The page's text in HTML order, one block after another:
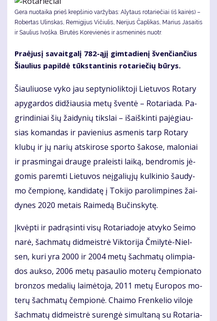
Gera nuotaika prieš krepšinio varžybas: Alytaus rotariečiai (iš kairės) –
Robertas Ulinskas, Remigijus Vičiulis, Nerijus Čaplikas, Marius Jasaitis
ir Saulius Ivoška. Bi­ru­tės Ko­re­vie­nės ir as­me­ni­nės nuotr.
Pra­ėju­sį sa­vait­ga­lį 782-ąjį gim­ta­die­nį šven­čian­čius
Šiau­lius pa­pil­dė tūks­tan­ti­nis ro­ta­rie­čių bū­rys.
Šiau­liuo­se vy­ko jau sep­ty­nio­lik­to­ji Lie­tu­vos Ro­ta­ry
apy­gar­dos di­džiau­sia me­tų šven­tė – Ro­ta­ria­da. Pa­
grin­di­niai šių žai­dy­nių tiks­lai – iš­aiš­kin­ti pa­jė­giau­
sias ko­man­das ir pa­vie­nius as­me­nis tarp Ro­ta­ry
klu­bų ir jų na­rių at­ski­ro­se spor­to ša­ko­se, ma­lo­niai
ir pra­smin­gai drau­ge pra­leis­ti lai­ką, ben­dro­mis jė­
go­mis pa­rem­ti Lie­tu­vos ne­įga­lių­jų kul­ki­nio šau­dy­
mo čem­pio­nę, kan­di­da­tę į To­ki­jo pa­ro­lim­pi­nes žai­
dy­nes 2020 me­tais Rai­me­dą Bu­čins­ky­tę.
Įkvėp­ti ir pa­drą­sin­ti vi­sų Ro­ta­ria­do­je at­vy­ko Sei­mo
na­rė, šach­ma­tų did­meist­rė Vik­to­ri­ja Čmi­ly­tė-Niel­
sen, ku­ri yra 2000 ir 2004 me­tų šach­ma­tų olim­pia­
dos auk­so, 2006 me­tų pa­sau­lio mo­te­rų čem­pio­na­to
bron­zos me­da­lių lai­mė­to­ja, 2011 me­tų Eu­ro­pos mo­
te­rų šach­ma­tų čem­pio­nė. Chai­mo Fren­ke­lio vi­lo­je
šach­ma­tų did­meist­rė su­ren­gė si­mul­ta­ną su Ro­ta­ria­